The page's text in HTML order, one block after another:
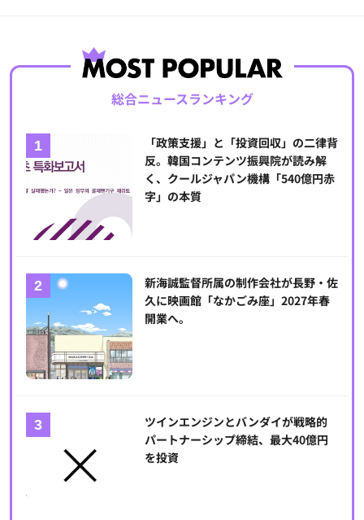
総合ニュースランキング
「政策支援」と「投資回収」の二律背
反。韓国コンテンツ振興院が読み解
く、クールジャパン機構「540億円赤
字」の本質
新海誠監督所属の制作会社が長野・佐
久に映画館「なかごみ座」2027年春
開業へ。
ツインエンジンとバンダイが戦略的
パートナーシップ締結、最大40億円
を投資